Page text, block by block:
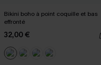
Bikini boho à point coquille et bas
effronté
32,00 €